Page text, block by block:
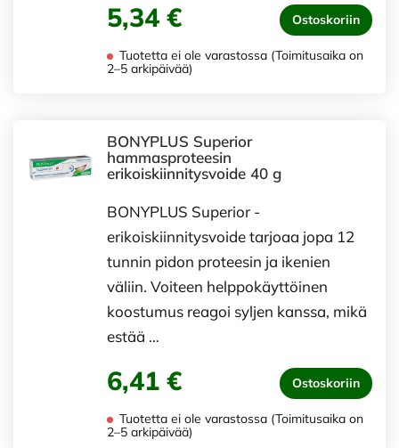
5,34 € Ostoskoriin
Tuotetta ei ole varastossa (Toimitusaika on
2–5 arkipäivää)
BONYPLUS Superior
hammasproteesin
erikoiskiinnitysvoide 40 g
BONYPLUS Superior -
erikoiskiinnitysvoide tarjoaa jopa 12
tunnin pidon proteesin ja ikenien
väliin. Voiteen helppokäyttöinen
koostumus reagoi syljen kanssa, mikä
estää …
6,41 € Ostoskoriin
Tuotetta ei ole varastossa (Toimitusaika on
2–5 arkipäivää)